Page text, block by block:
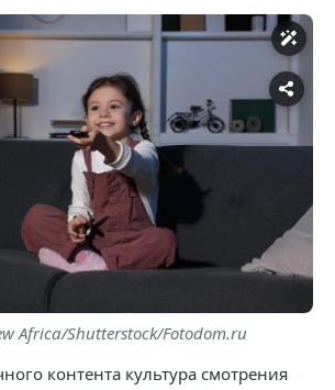
Africa/Shutterstock/Fotodom.ru
контента культура смотрения